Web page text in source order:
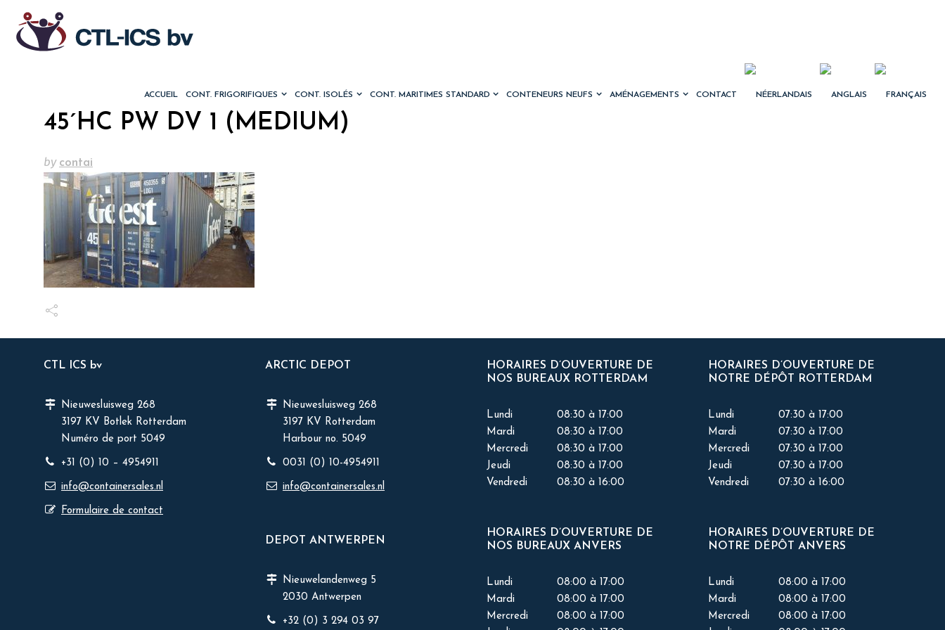
ACCUEIL CONT. FRIGORIFIQUES CONT. ISOLÉS CONT. MARITIMES STANDARD CONTENEURS NEUFS AMÉNAGEMENTS CONTACT
45´HC PW DV 1 (MEDIUM)
by contai
CTL ICS bv
Nieuwesluisweg 268
3197 KV Botlek Rotterdam
Numéro de port 5049
+31 (0) 10 – 4954911
info@containersales.nl
Formulaire de contact
ARCTIC DEPOT
Nieuwesluisweg 268
3197 KV Rotterdam
Harbour no. 5049
0031 (0) 10-4954911
info@containersales.nl
DEPOT ANTWERPEN
Nieuwelandenweg 5
2030 Antwerpen
+32 (0) 3 294 03 97
HORAIRES D’OUVERTURE DE
NOS BUREAUX ROTTERDAM
Lundi
08:30 à 17:00
Mardi
08:30 à 17:00
Mercredi
08:30 à 17:00
Jeudi
08:30 à 17:00
Vendredi
08:30 à 16:00
HORAIRES D’OUVERTURE DE
NOS BUREAUX ANVERS
Lundi
08:00 à 17:00
Mardi
08:00 à 17:00
Mercredi
08:00 à 17:00
HORAIRES D’OUVERTURE DE
NOTRE DÉPÔT ROTTERDAM
Lundi
07:30 à 17:00
Mardi
07:30 à 17:00
Mercredi
07:30 à 17:00
Jeudi
07:30 à 17:00
Vendredi
07:30 à 16:00
HORAIRES D’OUVERTURE DE
NOTRE DÉPÔT ANVERS
Lundi
08:00 à 17:00
Mardi
08:00 à 17:00
Mercredi
08:00 à 17:00